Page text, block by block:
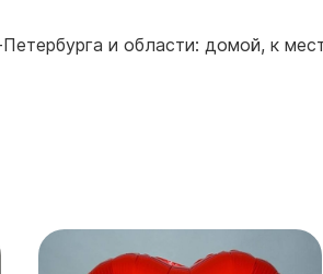
и области: домой, к